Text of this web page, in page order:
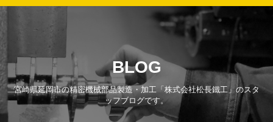
BLOG
宮崎県延岡市の精密機械部品製造・加工「株式会社松長鐵工」のスタ
ッフブログです。